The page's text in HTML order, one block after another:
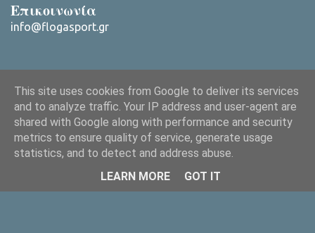
Επικοινωνία
info@flogasport.gr
Από το Blogger
Copyright © 2025 ΦλόγαSport (flogasport.gr), All rights reserved
This site uses cookies from Google to deliver its services
and to analyze traffic. Your IP address and user-agent are
shared with Google along with performance and security
metrics to ensure quality of service, generate usage
statistics, and to detect and address abuse.
LEARN MORE
GOT IT